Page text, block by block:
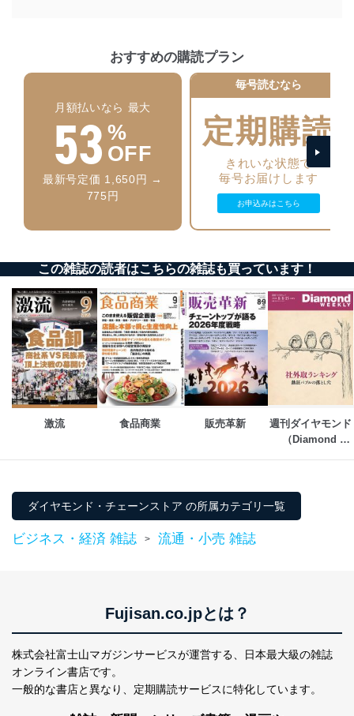
当社は、個人情報の正確性及び安全性を確保するため
に、下記セキュリティ対策をはじめとする安全対策を実
施し、個人情報の漏えい、滅失またはき損の防止及び是
個人データを取り扱うことのできる機器及び当該
機器を取り扱う従業者を明確化し、 個人データへ
の不要なアクセスを防止しています。
アクセス者の識別と認証
機器に標準装備されているユーザー制御機能（ユ
ーザーアカウント制御）により、個人情報データ
個人データを取り扱う機器等のオペレーティング
システムを最新の状態に保持しています。
個人データを取り扱う機器等にセキュリティ対策
ソフトウェア等を導入し、自動更新 機能等の活用
により、これを最新状態としています。
情報システムの使用に伴う漏洩等の防止
メール等により個人データの含まれるファイルを
送信する場合に、当該ファイルへのパスワードを
個人情報保護マネジメントシステムの継続的改善
当社は、内部監査及びマネジメントレビューの機会を通
じて、個人情報保護マネジメントシステムを継続的に改
善し、常に最良の状態を維持します。
絡ください。
適切、かつ迅速に対応させていただきます。
株式会社富士山マガジンサービス 個人情報問い合わせ
係
TEL：0570-200-223
FAX：03-5459-7073
e-mail：cs@fujisan.co.jp
おすすめの購読プラン
月額払いなら 最大
53 %
OFF
最新号定価 1,650円 →
775円
毎号読むなら
定期購読
きれいな状態で
毎号お届けします
お申込みはこちら
この雑誌の読者はこちらの雑誌も買っています！
激流 食品商業 販売革新
週刊ダイヤモンド
（Diamond
ダイヤモンド・チェーンストア の所属カテゴリ一覧
ビジネス・経済 雑誌 > 流通・小売 雑誌
Fujisan.co.jpとは？
株式会社富士山マガジンサービスが運営する、
日本最大級の雑誌
オンライン書店です。
一般的な書店と異なり、 定期購読サービスに特化しています。